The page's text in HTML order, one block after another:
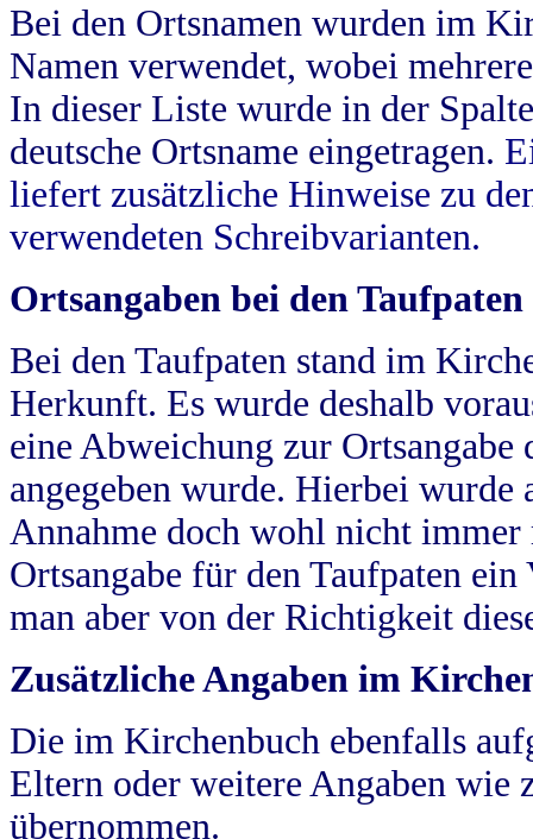
Bei den Ortsnamen wurden im
Namen verwendet, wobei
In dieser Liste wurde in der
deutsche Ortsname eingetragen.
liefert zusätzliche Hinweise zu
verwendeten Schreibvarianten.
Ortsangaben bei den Taufpaten
Bei den Taufpaten stand im
Herkunft. Es wurde deshalb
eine Abweichung zur
angegeben wurde. Hierbei wurde
Annahme doch wohl nicht
Ortsangabe für den Taufpaten
man aber von der Richtigkeit
Zusätzliche Angaben im
Die im Kirchenbuch ebenfalls
Eltern oder weitere Angaben wie
übernommen.